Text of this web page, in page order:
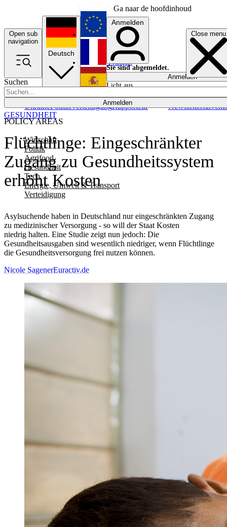
Ga naar de hoofdinhoud
Open sub
navigation
Close menu
Suchen
Anmelden
POLICY AREAS
Wirtschaft
Politik
Agrifood
Gesundheit
Tech
Energie, Umwelt & Transport
Verteidigung
UkrainePolitikVerteidigungRapporteur NewslettersEvents
Deutsch
English
Français
Anmelden
Sie sind abgemeldet.
Anmelden
Licht aus
Flüchtlinge: Eingeschränkter
Zugang zu Gesundheitssystem
erhöht Kosten
Asylsuchende haben in Deutschland nur eingeschränkten Zugang
zu medizinischer Versorgung - so will der Staat Kosten
niedrig halten. Eine Studie zeigt nun jedoch: Die
Gesundheitsausgaben sind wesentlich niedriger, wenn Flüchtlinge
die Gesundheitsversorgung frei nutzen können.
GESUNDHEIT
Nicole SagenerEuractiv.de